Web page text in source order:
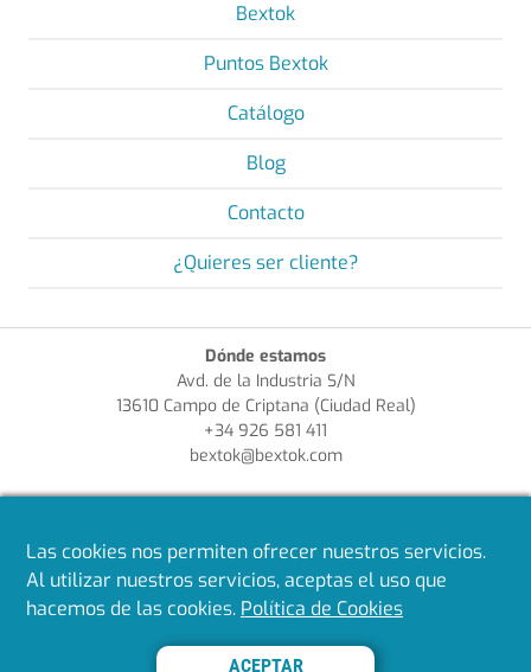
Bextok
Puntos Bextok
Catálogo
Blog
Contacto
¿Quieres ser cliente?
Dónde estamos
Avd. de la Industria S/N
13610 Campo de Criptana (Ciudad Real)
+34 926 581 411
bextok@bextok.com
¿Quieres ser cliente?
Aviso Legal
Política de Privacidad
Política de Cookies
Política de Calidad
Las cookies nos permiten ofrecer nuestros servicios.
Al utilizar nuestros servicios, aceptas el uso que
hacemos de las cookies. Política de Cookies
ACEPTAR